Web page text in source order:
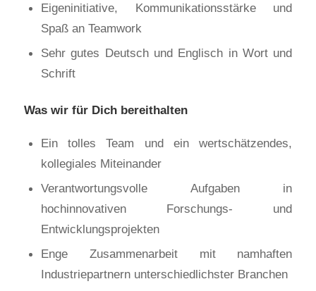
Eigeninitiative, Kommunikationsstärke und
Spaß an Teamwork
Sehr gutes Deutsch und Englisch in Wort und
Schrift
Was wir für Dich bereithalten
Ein tolles Team und ein wertschätzendes,
kollegiales Miteinander
Verantwortungsvolle Aufgaben in
hochinnovativen Forschungs- und
Entwicklungsprojekten
Enge Zusammenarbeit mit namhaften
Industriepartnern unterschiedlichster Branchen